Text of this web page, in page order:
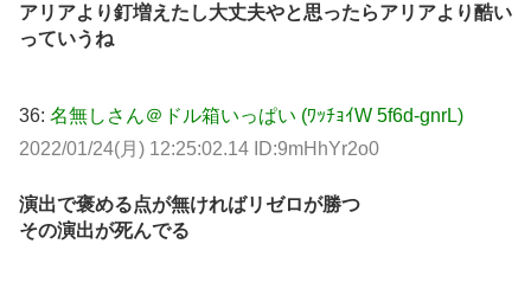
アリアより釘増えたし大丈夫やと思ったらアリアより酷い
っていうね
36: 名無しさん＠ドル箱いっぱい (ﾜｯﾁｮｲW 5f6d-gnrL)
2022/01/24(月) 12:25:02.14 ID:9mHhYr2o0
演出で褒める点が無ければリゼロが勝つ
その演出が死んでる